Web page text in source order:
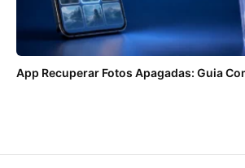
App Recuperar Fotos Apagadas: Guia